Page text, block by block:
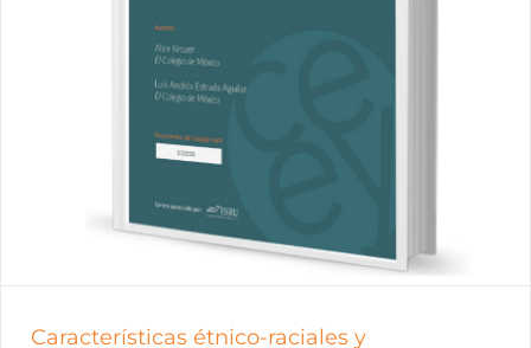
Características étnico-raciales y